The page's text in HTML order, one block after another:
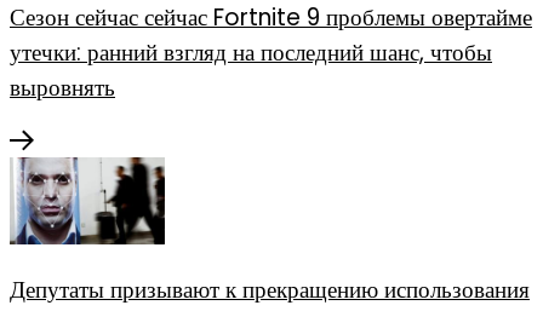
Сезон сейчас сейчас Fortnite 9 проблемы овертайме
утечки: ранний взгляд на последний шанс, чтобы
выровнять
Депутаты призывают к прекращению использования